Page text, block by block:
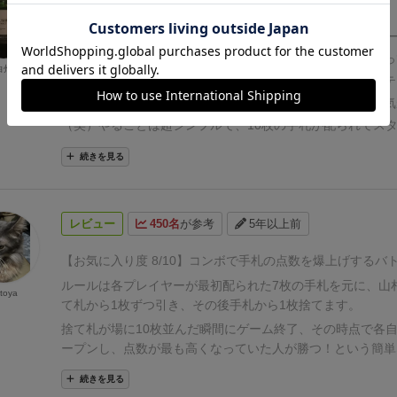
す。対戦はオマケです。エライ人にはそれがわからんので
の種類も多く、いろいろコンボを考えるのも楽しいんです
準のルルブで複数人数と遊ぼうとすると、消化不良感が残
うがぁ。ソロゲーとして考えれば、良いかもしれませんが
んですよねぇ。複数プレイヤーで遊ぶときのバリアントル
が楽しめそうです。
ライ長くなりそうで、しんどいかなぁ。(^^;
んとに？）
ケージのロゴがクソダサで損はしているものの、カードの
どは悪くなく、テキストがかなり多いもののインストもほ
ドを引いて捨てるだけ、場にカードが8枚並んだら終わり、
が勝ち)ゲーム慣れしていない人でも運とコンボをうまく拾
負になる為、お初の人とゲーマーが遊んでも平等に楽しめ
ら負けても2～3回遊べば初期手札による条件も平準化され
それが許されるくらいの軽いプレイ感、プレイ時間です)。
ゃあ運だけなのか、というともちろんそんな事も無く、初
び他プレイヤーが捨てたカードなどから、うまい事ペナル
カードにある様々な属性を最大限に生かすため、何を選び
いうハンドマネジメントの要素を全面的に押し出したゲー
てくれた人曰く「麻雀」だそうで、言われてみればそんな
の計算が面倒くさいところまでそっくりだよ！www
このゲ
ト層向けでインストが少なくて済むので、ボードゲームカ
2021年ドイツ年間エキスパートゲーム大賞最終ノミネ
時期、日本語版も出ていたが、いつのまにかレアゲーにな
とプレイできたのでレビュー。全カードオールユニークの
あるため、言語依存が半端なく、日本語版じゃないと遊ぶ
（笑）やることは超シンプルで、10枚の手札が配られてス
では、山札か捨札から1枚引く。捨札が10枚になったらゲー
が高い人の勝ち！
れていて、アメリカンなゲーム。特殊効果バリバリのTCG
にはウケるだろうし、逆にピュアユーロじゃなきゃ無理！
ないゲーム。 個人的にアメリトラッシュな特殊効果もTCG
のでこの評価。
弱点は7人まで遊べるのに、捨札が10枚で
い点。つまり、普通に捨札だけ捨ててれば、順番が後半の
回しか手番が来ないｗ さすがに荒すぎるｗ
プレイ人数を
に減らすか、捨札をプレイ人数毎に調整するか、やりよう
に・・・。プレイ人数がMAX７人まで遊べるゲームなのに
ト人数が2~3人とか罠すぎるだろ・・・。
続きを見る
レビュー 450名が参考 5年以上前
【お気に入り度 8/10】
コンボで手札の点数を爆上げするバ
ルールは各プレイヤーが最初配られた7枚の手札を元に、山
て札から1枚ずつ引き、その後手札から1枚捨てます。
捨て札が場に10枚並んだ瞬間にゲーム終了、その時点で各
ープンし、点数が最も高くなっていた人が勝つ！という簡
す。
ただし、53枚あるカードは内容が全て異なっており、「〇
続きを見る